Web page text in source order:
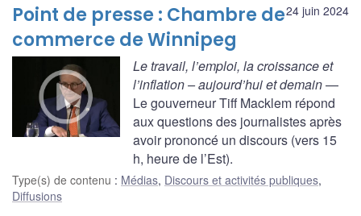
24 juin 2024
Point de presse : Chambre de
commerce de Winnipeg
Le travail, l’emploi, la croissance et
l’inflation – aujourd’hui et demain—
Le gouverneur Tiff Macklem répond
aux questions des journalistes après
avoir prononcé un discours (vers 15
h, heure de l’Est).
Type(s) de contenu : Médias, Discours et activités publiques,
Diffusions